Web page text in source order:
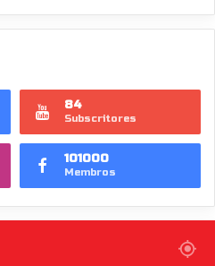
84
Subscritores
101000
Membros